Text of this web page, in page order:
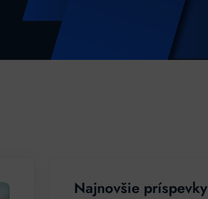
Najnovšie príspevky